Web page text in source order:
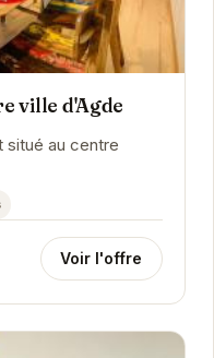
ville d'Agde
situé au centre
Voir l'offre